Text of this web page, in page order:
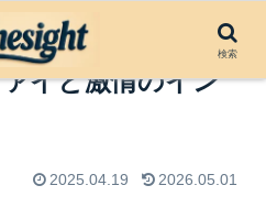
混沌の中にこだ
イと激情のイン
2025.04.19 2026.05.01
検索